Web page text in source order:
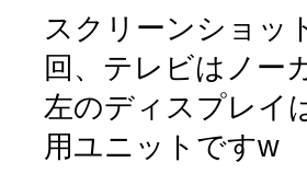
スクリーンショッ
回、テレビはノー
左のディスプレイ
用ユニットですw